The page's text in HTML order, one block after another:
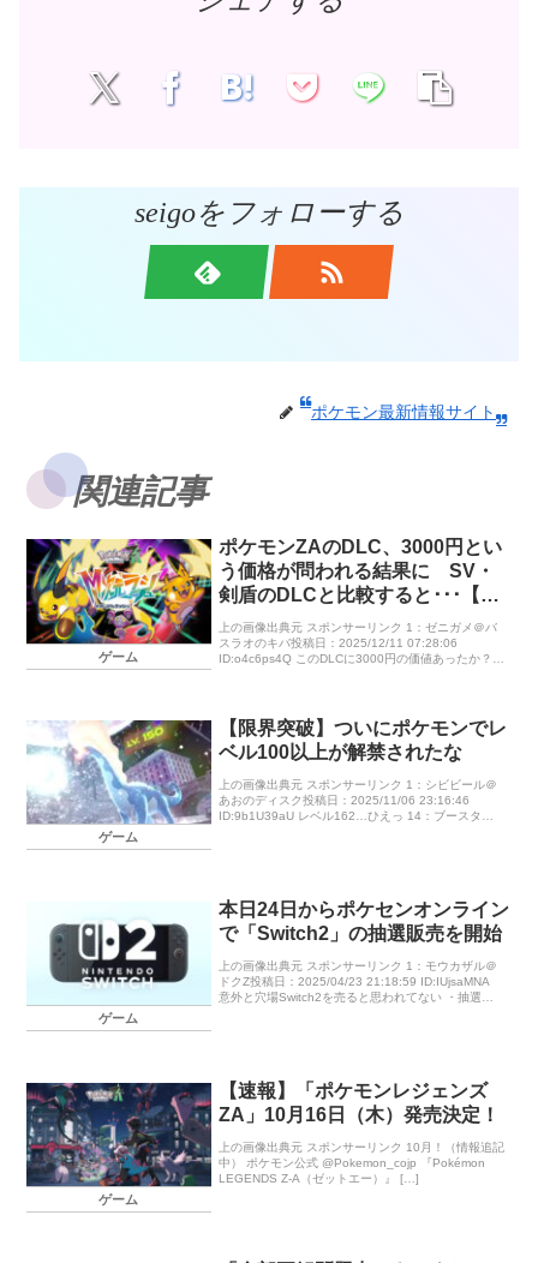
seigoをフォローする
ポケモン最新情報サイト
関連記事
ゲーム
ポケモンZAのDLC、3000円とい
う価格が問われる結果に SV・
剣盾のDLCと比較すると･･･【M
次元ラッシュ】
上の画像出典元 スポンサーリンク 1：ゼニガメ＠バ
スラオのキバ投稿日：2025/12/11 07:28:06
ID:o4c6ps4Q このDLCに3000円の価値あったか？
ゲーム
【限界突破】ついにポケモンでレ
ベル100以上が解禁されたな
上の画像出典元 スポンサーリンク 1：シビビール＠
あおのディスク投稿日：2025/11/06 23:16:46
ID:9b1U39aU レベル162…ひえっ 14：ブースター
ゲーム
本日24日からポケセンオンライン
で「Switch2」の抽選販売を開始
上の画像出典元 スポンサーリンク 1：モウカザル＠
ドクZ投稿日：2025/04/23 21:18:59 ID:IUjsaMNA
意外と穴場Switch2を売ると思われてない ・抽選応
ゲーム
【速報】「ポケモンレジェンズ
ZA」10月16日（木）発売決定！
上の画像出典元 スポンサーリンク 10月！（情報追記
中） ポケモン公式 @Pokemon_cojp 『Pokémon
LEGENDS Z-A（ゼットエー）』 […]